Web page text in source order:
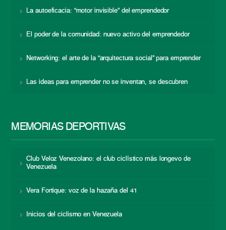
La autoeficacia: “motor invisible” del emprendedor
El poder de la comunidad: nuevo activo del emprendedor
Networking: el arte de la “arquitectura social” para emprender
Las ideas para emprender no se inventan, se descubren
MEMORIAS DEPORTIVAS
Club Veloz Venezolano: el club ciclístico más longevo de
Venezuela
Vera Fortique: voz de la hazaña del 41
Inicios del ciclismo en Venezuela